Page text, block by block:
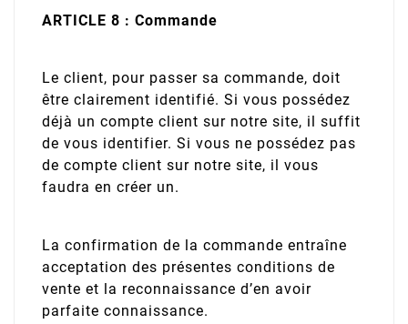
ARTICLE 8 : Commande
Le client, pour passer sa commande, doit
être clairement identifié. Si vous possédez
déjà un compte client sur notre site, il suffit
de vous identifier. Si vous ne possédez pas
de compte client sur notre site, il vous
faudra en créer un.
La confirmation de la commande entraîne
acceptation des présentes conditions de
vente et la reconnaissance d’en avoir
parfaite connaissance.